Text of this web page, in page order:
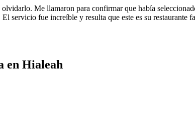
Me llamaron para confirmar que había
servicio fue increíble y resulta que este es su restaurante
en Hialeah